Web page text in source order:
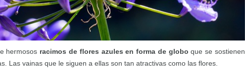
hermosos racimos de flores azules en forma de globo que se sostienen
Las vainas que le siguen a ellas son tan atractivas como las flores.